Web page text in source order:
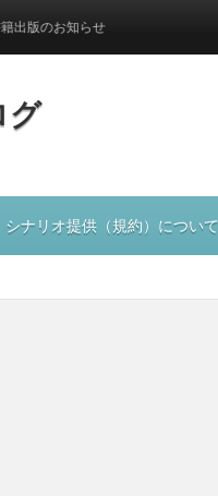
グ
シナリオ提供（規約）について
お知らせ